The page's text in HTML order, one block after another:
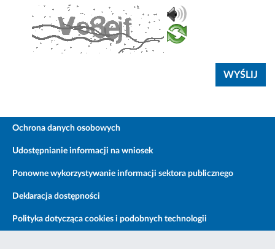
Ochrona danych osobowych
Udostępnianie informacji na wniosek
Ponowne wykorzystywanie informacji sektora publicznego
Deklaracja dostępności
Polityka dotycząca cookies i podobnych technologii